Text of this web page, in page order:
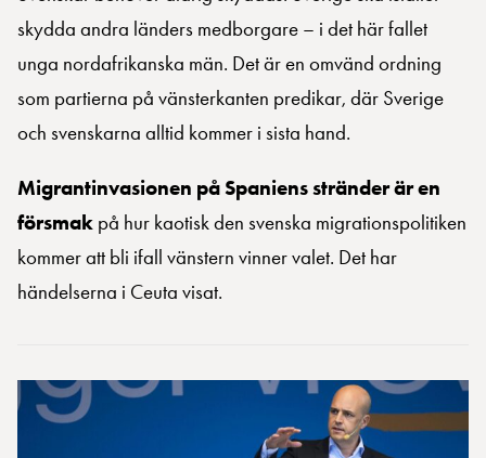
skydda andra länders medborgare – i det här fallet
unga nordafrikanska män. Det är en omvänd ordning
som partierna på vänsterkanten predikar, där Sverige
och svenskarna alltid kommer i sista hand.
Migrantinvasionen på Spaniens stränder är en
försmak på hur kaotisk den svenska migrationspolitiken
kommer att bli ifall vänstern vinner valet. Det har
händelserna i Ceuta visat.